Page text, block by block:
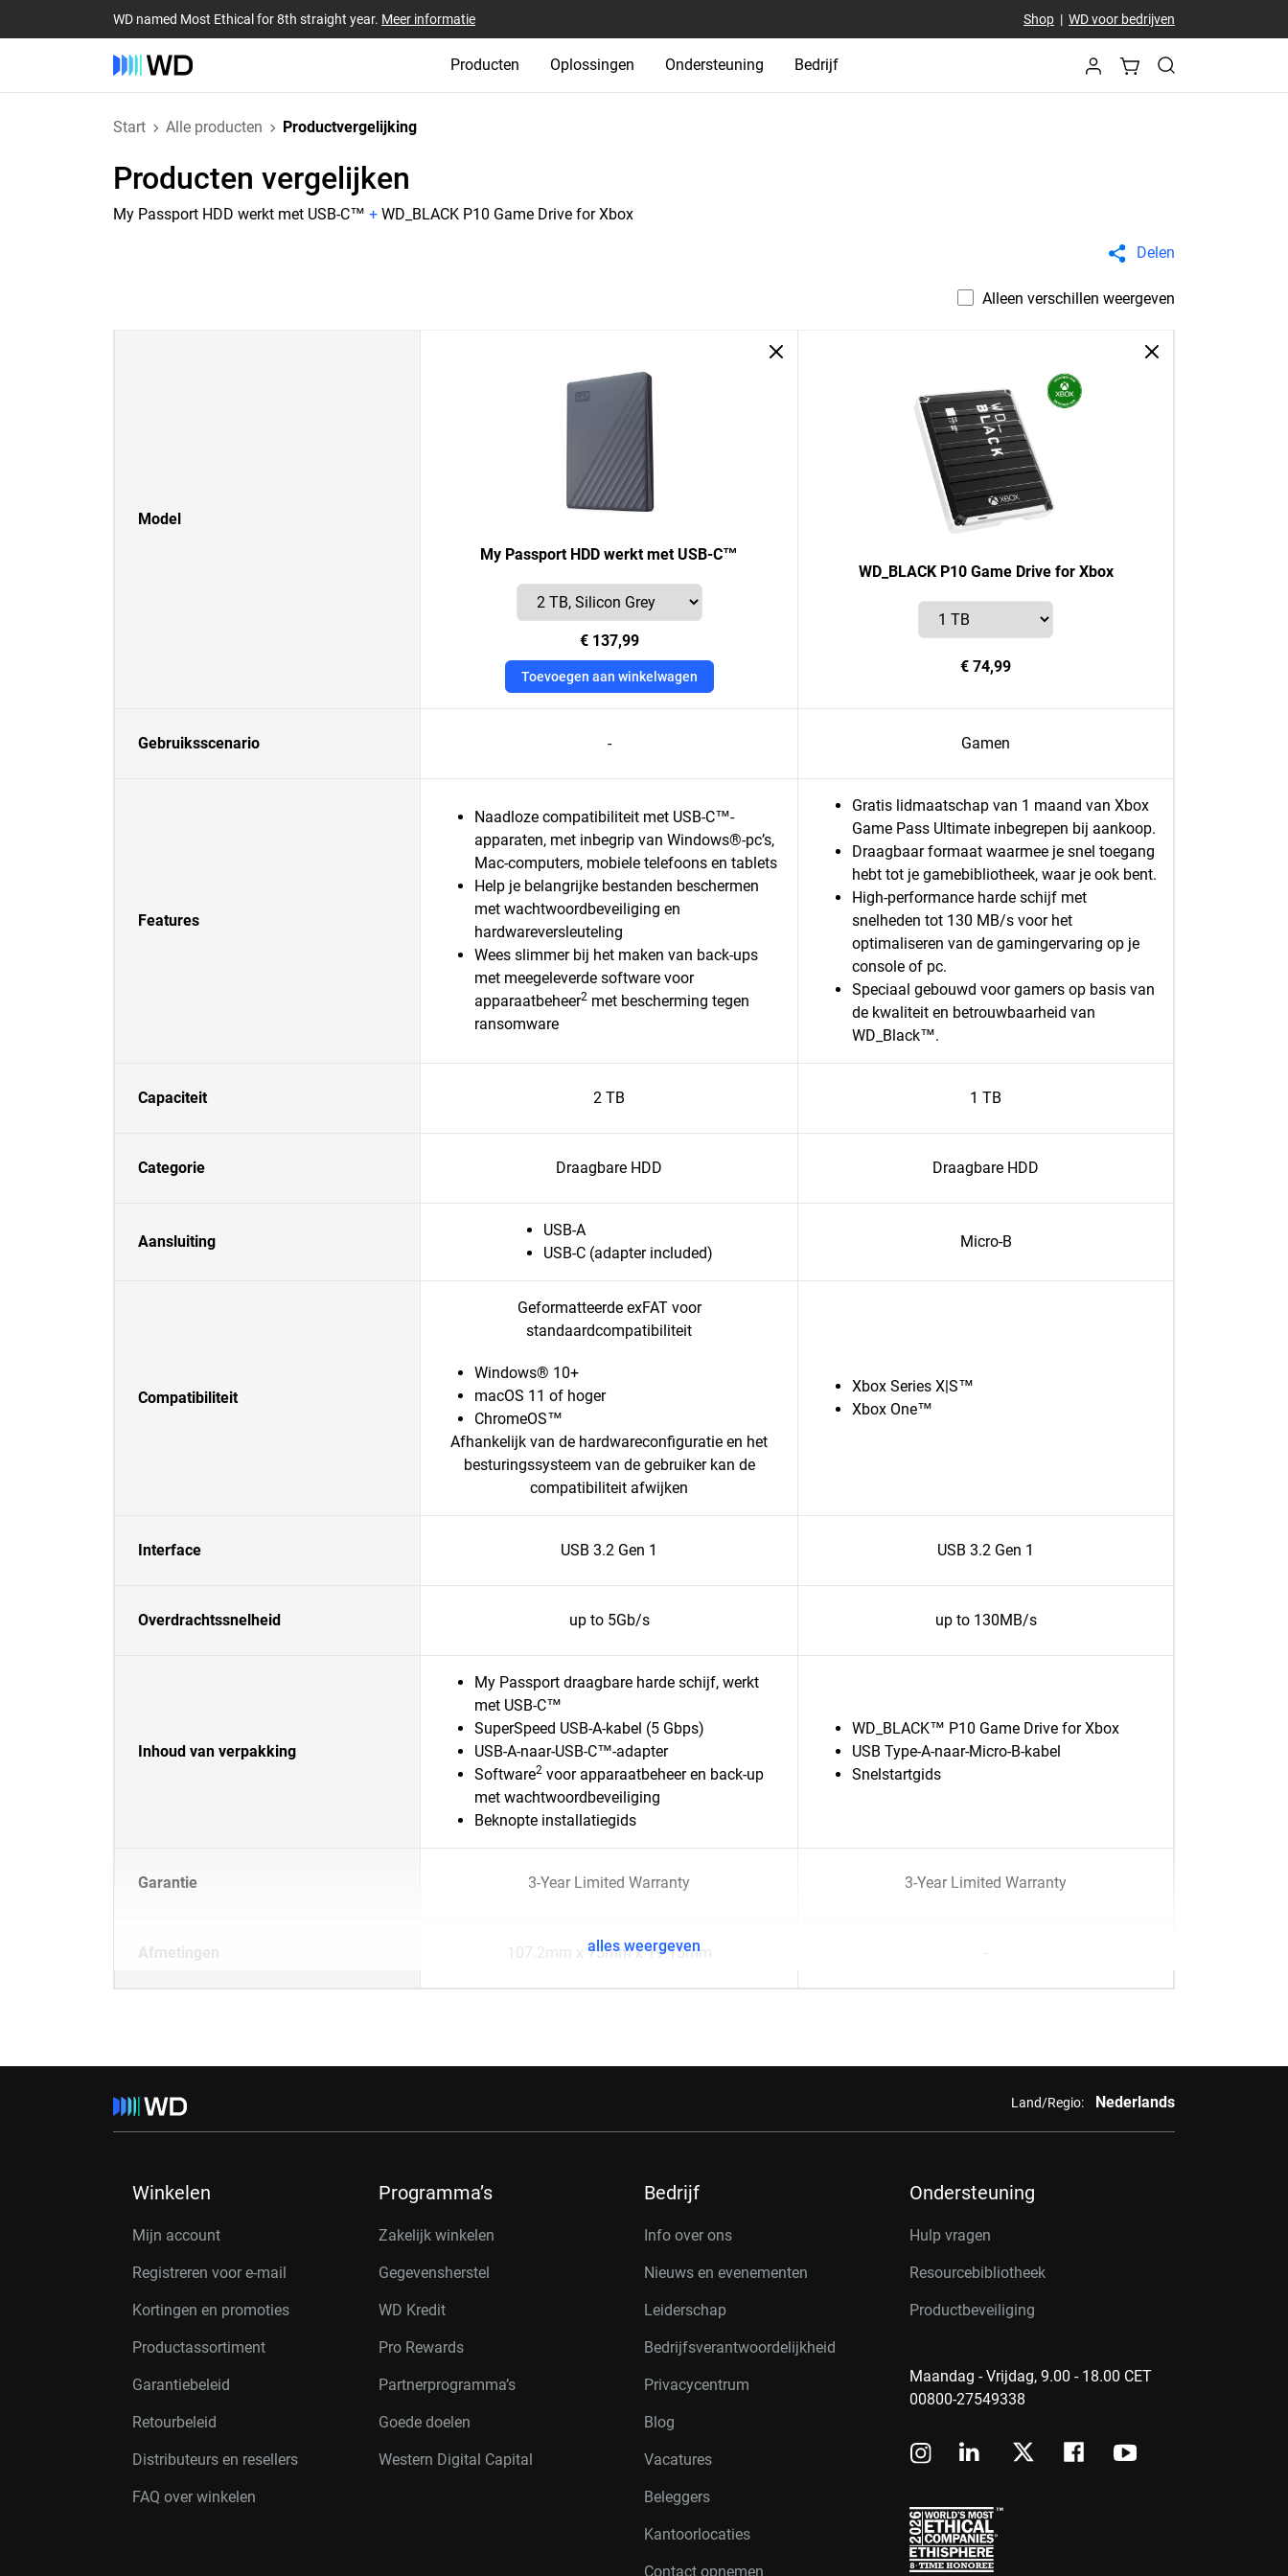
WD named Most Ethical for 8th straight year. Meer informatie Shop| WD voor bedrijven
Producten Oplossingen Ondersteuning Bedrijf
Start Alle producten Productvergelijking
Producten vergelijken
My Passport HDD werkt met USB-C™ + WD_BLACK P10 Game Drive for Xbox
Delen
Alleen verschillen weergeven
Model
My Passport HDD werkt met USB-C™
€ 137,99
Toevoegen aan winkelwagen
WD_BLACK P10 Game Drive for Xbox
€ 74,99
Gebruiksscenario - Gamen
Features
Naadloze compatibiliteit met USB-C™-
apparaten, met inbegrip van Windows®-pc’s,
Mac-computers, mobiele telefoons en tablets
Help je belangrijke bestanden beschermen
met wachtwoordbeveiliging en
hardwareversleuteling
Wees slimmer bij het maken van back-ups
met meegeleverde software voor
apparaatbeheer2 met bescherming tegen
ransomware
Gratis lidmaatschap van 1 maand van Xbox
Game Pass Ultimate inbegrepen bij aankoop.
Draagbaar formaat waarmee je snel toegang
hebt tot je gamebibliotheek, waar je ook bent.
High-performance harde schijf met
snelheden tot 130 MB/s voor het
optimaliseren van de gamingervaring op je
console of pc.
Speciaal gebouwd voor gamers op basis van
de kwaliteit en betrouwbaarheid van
WD_Black™.
Capaciteit 2 TB 1 TB
Categorie Draagbare HDD Draagbare HDD
Aansluiting
USB-A
USB-C (adapter included)
Micro-B
Compatibiliteit
Geformatteerde exFAT voor
standaardcompatibiliteit
Windows® 10+
macOS 11 of hoger
ChromeOS™
Afhankelijk van de hardwareconfiguratie en het
besturingssysteem van de gebruiker kan de
compatibiliteit afwijken
Xbox Series X|S™
Xbox One™
Interface USB 3.2 Gen 1 USB 3.2 Gen 1
Overdrachtssnelheid up to 5Gb/s up to 130MB/s
Inhoud van verpakking
My Passport draagbare harde schijf, werkt
met USB-C™
SuperSpeed USB-A-kabel (5 Gbps)
USB-A-naar-USB-C™-adapter
Software2 voor apparaatbeheer en back-up
met wachtwoordbeveiliging
Beknopte installatiegids
WD_BLACK™ P10 Game Drive for Xbox
USB Type-A-naar-Micro-B-kabel
Snelstartgids
Garantie 3-Year Limited Warranty 3-Year Limited Warranty
Afmetingen 107.2mm x 75mm x 19.15mm -
alles weergeven
Land/Regio: Nederlands
Winkelen
Mijn account
Registreren voor e-mail
Kortingen en promoties
Productassortiment
Garantiebeleid
Retourbeleid
Distributeurs en resellers
FAQ over winkelen
Programma’s
Zakelijk winkelen
Gegevensherstel
WD Kredit
Pro Rewards
Partnerprogramma’s
Goede doelen
Western Digital Capital
Bedrijf
Info over ons
Nieuws en evenementen
Leiderschap
Bedrijfsverantwoordelijkheid
Privacycentrum
Blog
Vacatures
Beleggers
Kantoorlocaties
Contact opnemen
Ondersteuning
Hulp vragen
Resourcebibliotheek
Productbeveiliging
Maandag - Vrijdag, 9.00 - 18.00 CET
00800-27549338